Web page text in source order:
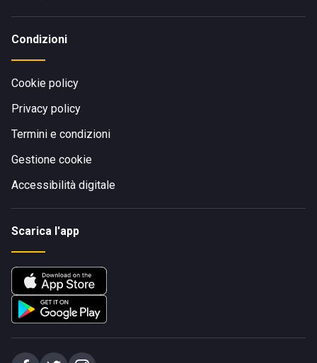
Condizioni
Cookie policy
Privacy policy
Termini e condizioni
Gestione cookie
Accessibilità digitale
Scarica l'app